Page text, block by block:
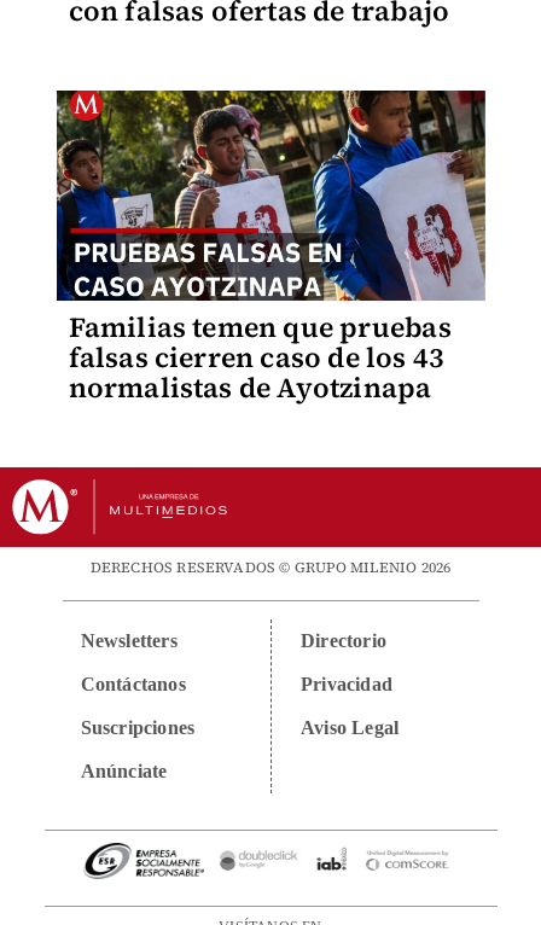
con falsas ofertas de trabajo
Familias temen que pruebas
falsas cierren caso de los 43
normalistas de Ayotzinapa
DERECHOS RESERVADOS © GRUPO MILENIO 2026
Newsletters
Contáctanos
Suscripciones
Anúnciate
Directorio
Privacidad
Aviso Legal